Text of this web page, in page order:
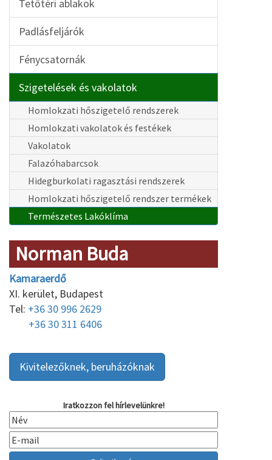
Tetőtéri ablakok
Padlásfeljárók
Fénycsatornák
Szigetelések és vakolatok
Homlokzati hőszigetelő rendszerek
Homlokzati vakolatok és festékek
Vakolatok
Falazóhabarcsok
Hidegburkolati ragasztási rendszerek
Homlokzati hőszigetelő rendszer termékek
Természetes Lakóklíma
Norman Buda
Kamaraerdő
XI. kerület, Budapest
Tel: +36 30 996 2629
+36 30 311 6406
Kivitelezőknek, beruházóknak
Iratkozzon fel hírlevelünkre!